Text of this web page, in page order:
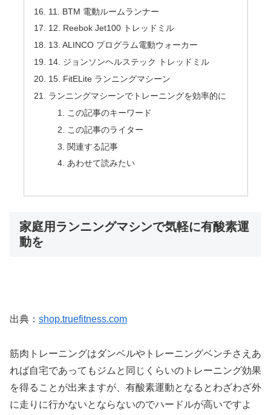
11. BTM 電動ルームランナー
12. Reebok Jet100 トレッドミル
13. ALINCO プログラム電動ウォーカー
14. ジョンソンヘルステック トレッドミル
15. FitELite ランニングマシーン
ランニングマシーンでトレーニングを効率的に
この記事のキーワード
この記事のライター
関連する記事
あわせて読みたい
家庭用ランニングマシンで気軽に有酸素運
動を
出典： shop.truefitness.com
筋肉トレーニングはダンベルやトレーニングベンチさえあ
れば自宅であってもジムと同じくらいのトレーニング効果
を得ることが出来ますが、有酸素運動となるとわざわざ外
に走りに行かないとならないのでハードルが高いですよ